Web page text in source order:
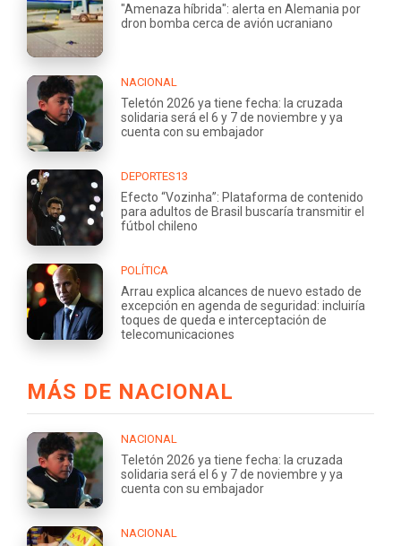
"Amenaza híbrida": alerta en Alemania por
dron bomba cerca de avión ucraniano
NACIONAL
Teletón 2026 ya tiene fecha: la cruzada
solidaria será el 6 y 7 de noviembre y ya
cuenta con su embajador
DEPORTES13
Efecto “Vozinha”: Plataforma de contenido
para adultos de Brasil buscaría transmitir el
fútbol chileno
POLÍTICA
Arrau explica alcances de nuevo estado de
excepción en agenda de seguridad: incluiría
toques de queda e interceptación de
telecomunicaciones
MÁS DE NACIONAL
NACIONAL
Teletón 2026 ya tiene fecha: la cruzada
solidaria será el 6 y 7 de noviembre y ya
cuenta con su embajador
NACIONAL